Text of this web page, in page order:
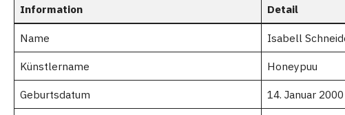
Information Detail
Name Isabell
Künstlername Honeypuu
Geburtsdatum 14. Januar 2000